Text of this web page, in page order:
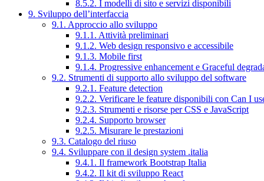
8.5.2. I modelli di sito e servizi disponibili
9. Sviluppo dell’interfaccia
9.1. Approccio allo sviluppo
9.1.1. Attività preliminari
9.1.2. Web design responsivo e accessibile
9.1.3. Mobile first
9.1.4. Progressive enhancement e Graceful
9.2. Strumenti di supporto allo sviluppo del software
9.2.1. Feature detection
9.2.2. Verificare le feature disponibili con Can I
9.2.3. Strumenti e risorse per CSS e JavaScript
9.2.4. Supporto browser
9.2.5. Misurare le prestazioni
9.3. Catalogo del riuso
9.4. Sviluppare con il design system .italia
9.4.1. Il framework Bootstrap Italia
9.4.2. Il kit di sviluppo React